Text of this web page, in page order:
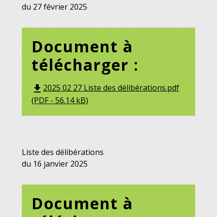
du 27 février 2025
Document à
télécharger :
file_download 2025 02 27 Liste des délibérations.pdf
(PDF - 56.14 kB)
Liste des délibérations
du 16 janvier 2025
Document à